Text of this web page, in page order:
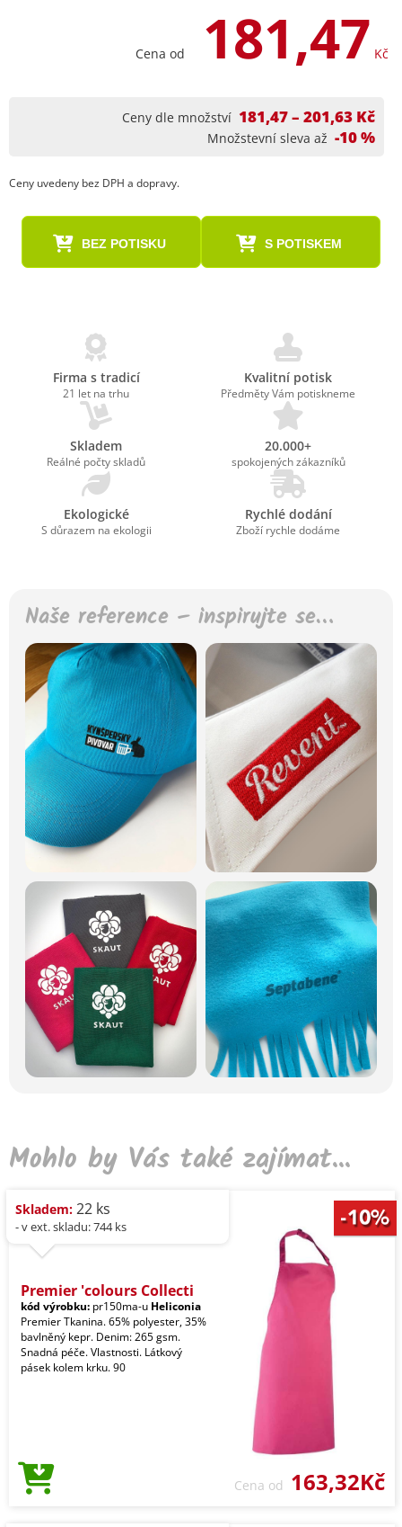
Cena od 181,47 Kč
Ceny dle množství 181,47 – 201,63 Kč
Množstevní sleva až -10 %
Ceny uvedeny bez DPH a dopravy.
BEZ POTISKU S POTISKEM
Firma s tradicí
21 let na trhu
Kvalitní potisk
Předměty Vám potiskneme
Skladem
Reálné počty skladů
20.000+
spokojených zákazníků
Ekologické
S důrazem na ekologii
Rychlé dodání
Zboží rychle dodáme
Naše reference – inspirujte se…
Mohlo by Vás také zajímat...
Skladem: 22 ks
- v ext. skladu: 744 ks
Premier 'colours Collecti
kód výrobku: pr150ma-u Heliconia
Premier Tkanina. 65% polyester, 35%
bavlněný kepr. Denim: 265 gsm.
Snadná péče. Vlastnosti. Látkový
pásek kolem krku. 90
Cena od 163,32Kč